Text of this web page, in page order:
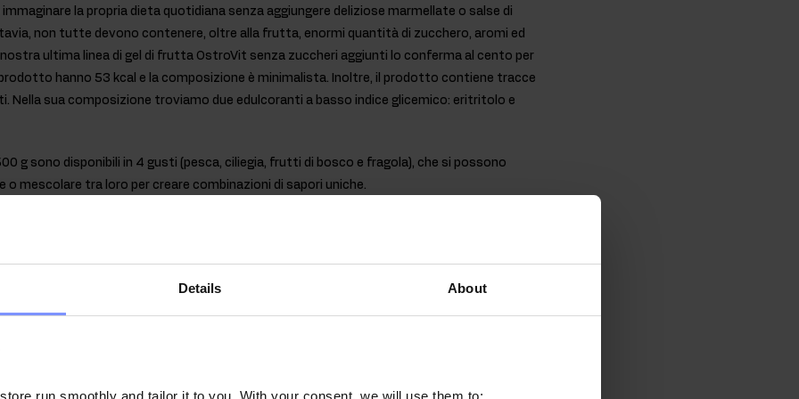
Details About
run smoothly and tailor it to you. With your consent, we will use them to:
la propria dieta quotidiana senza aggiungere deliziose marmellate o salse di
non tutte devono contenere, oltre alla frutta, enormi quantità di zucchero, aromi ed
ultima linea di gel di frutta OstroVit senza zuccheri aggiunti lo conferma al cento per
hanno 53 kcal e la composizione è minimalista. Inoltre, il prodotto contiene tracce
Nella sua composizione troviamo due edulcoranti a basso indice glicemico: eritritolo e
g sono disponibili in 4 gusti (pesca, ciliegia, frutti di bosco e fragola), che si possono
mescolare tra loro per creare combinazioni di sapori uniche.
FRUTTA- I nostri gel di frutta senza zuccheri aggiunti sono una vera e propria bomba di
frutta nella composizione. Nonostante non contenga zuccheri aggiunti, il gusto è intenso